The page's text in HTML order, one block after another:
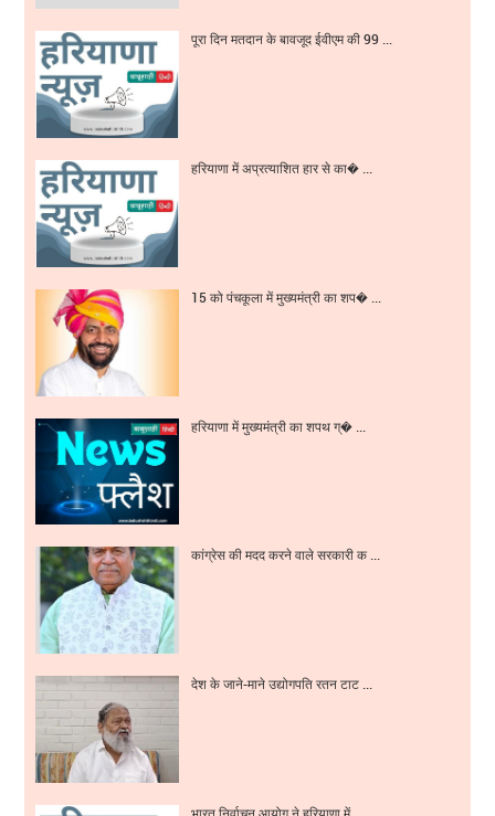
पूरा दिन मतदान के बावजूद ईवीएम की 99 ...
हरियाणा में अप्रत्याशित हार से का� ...
15 को पंचकूला में मुख्यमंत्री का शप� ...
हरियाणा में मुख्यमंत्री का शपथ ग्� ...
कांग्रेस की मदद करने वाले सरकारी क ...
देश के जाने-माने उद्योगपति रतन टाट ...